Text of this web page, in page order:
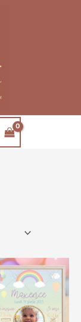
Plage
de
prix :
9,99€
35,99€
Ce
produit
plusieurs
variations.